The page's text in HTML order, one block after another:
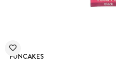
FUNCAKES